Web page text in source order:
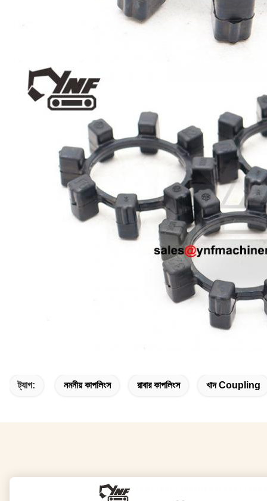
ট্যাগ: নমনীয় কাপলিংস রাবার কাপলিংস খাদ Coupling